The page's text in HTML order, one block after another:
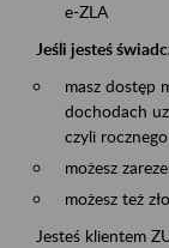
e-ZLA
Jeśli jesteś
masz dostęp
dochodach
czyli
możesz
możesz też
Jesteś klientem